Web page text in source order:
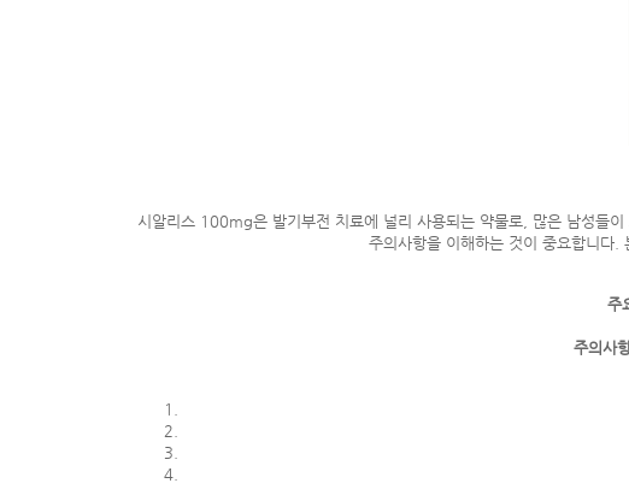
시알리스 100mg은 발기부전 치료에 널리 사용되는 약물로, 많은 남성들
주의사항을 이해하는 것이 중요합니다
주
주의사